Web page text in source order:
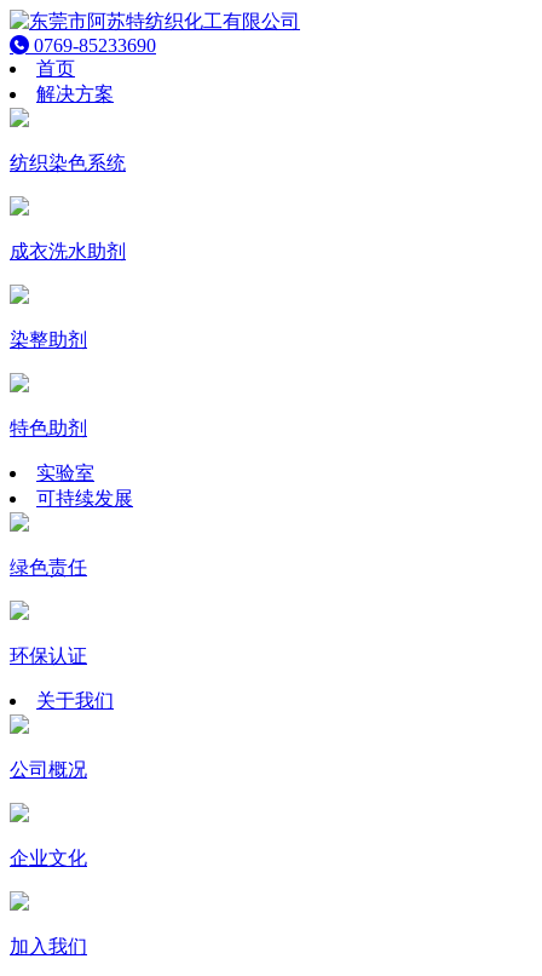
0769-85233690
首页
解决方案
纺织染色系统
成衣洗水助剂
染整助剂
特色助剂
实验室
可持续发展
绿色责任
环保认证
关于我们
公司概况
企业文化
加入我们